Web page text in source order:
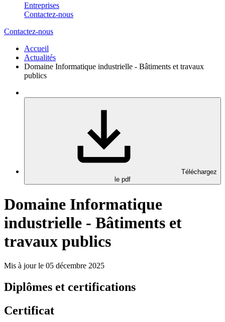
Entreprises
Contactez-nous
Contactez-nous
Accueil
Actualités
Domaine Informatique industrielle - Bâtiments et travaux
publics
Téléchargez
le pdf
Domaine Informatique
industrielle - Bâtiments et
travaux publics
Mis à jour le 05 décembre 2025
Diplômes et certifications
Certificat